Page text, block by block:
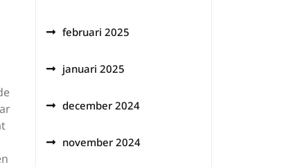
februari 2025
januari 2025
december 2024
november 2024